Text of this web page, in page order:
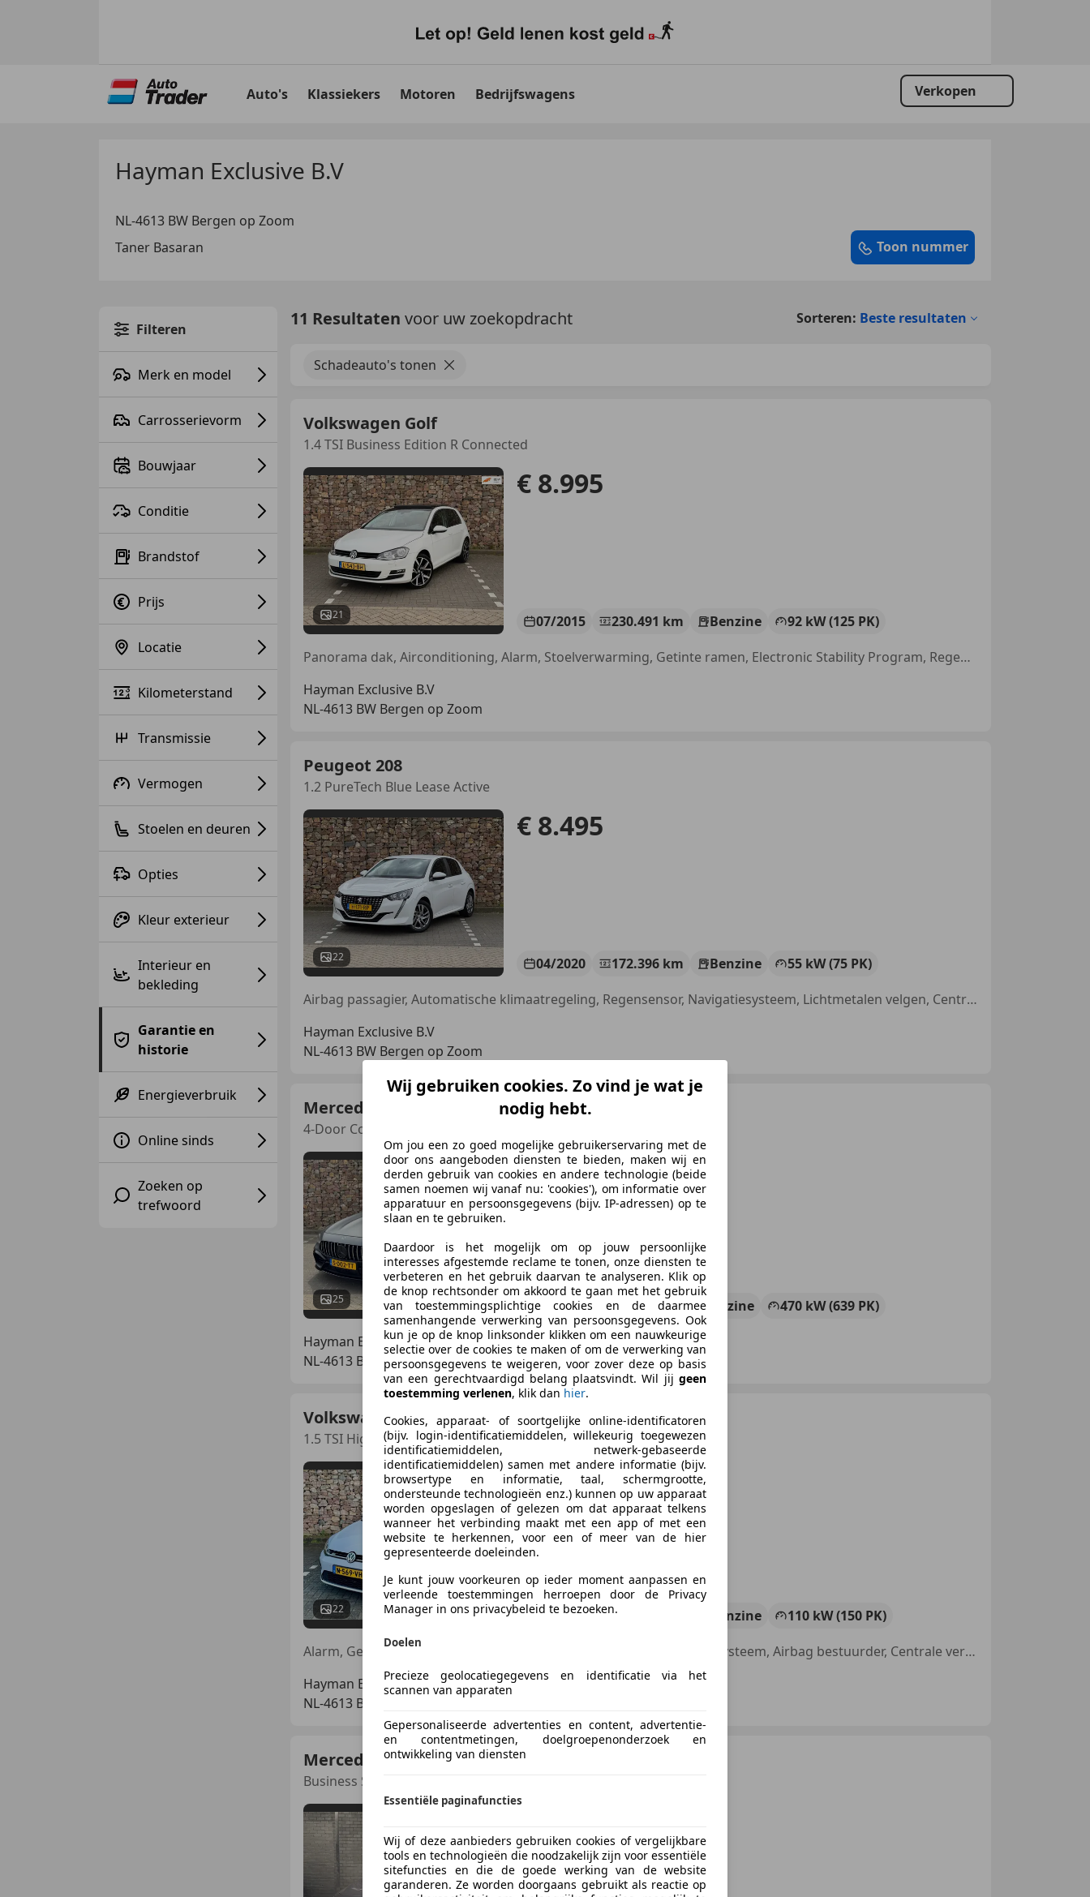
Auto's Klassiekers Motoren Bedrijfswagens Verkopen
Hayman Exclusive B.V
NL-4613 BW Bergen op Zoom
Taner Basaran
Toon nummer
Filteren
Merk en model
Carrosserievorm
Bouwjaar
Conditie
Brandstof
Prijs
Locatie
Kilometerstand
Transmissie
Vermogen
Stoelen en deuren
Opties
Kleur exterieur
Interieur en
bekleding
Garantie en
historie
Energieverbruik
Online sinds
Zoeken op
trefwoord
11 Resultaten voor uw zoekopdracht Sorteren: Beste resultaten
Schadeauto's tonen
Volkswagen Golf
1.4 TSI Business Edition R Connected
21
€ 8.995
07/2015 230.491 km Benzine
92 kW (125 PK)
Panorama dak, Airconditioning, Alarm, Stoelverwarming, Getinte ramen, Electronic Stability Program, Regensensor, Lichtmetalen velgen
Hayman Exclusive B.V
NL-4613 BW Bergen op Zoom
Peugeot 208
1.2 PureTech Blue Lease Active
22
€ 8.495
04/2020 172.396 km Benzine
55 kW (75 PK)
Airbag passagier, Automatische klimaatregeling, Regensensor, Navigatiesysteem, Lichtmetalen velgen, Centrale vergrendeling, Cruise control
Hayman Exclusive B.V
NL-4613 BW Bergen op Zoom
Mercedes-Benz AMG GT
4-Door Coupe AMG 63 S 4MATIC+ Premium Plus
25
€ 99.950
08/2019 99.884 km Benzine
470 kW (639 PK)
Hayman Exclusive B.V
NL-4613 BW Bergen op Zoom
Volkswagen Golf
1.5 TSI Highline Business R
22
€ 15.950
10/2018 116.132 km Benzine
110 kW (150 PK)
Alarm, Getinte ramen, Sportstoelen, Lichtmetalen velgen, Navigatiesysteem, Airbag bestuurder, Centrale vergrendeling, Binnenspiegel automatisch dimmend
Hayman Exclusive B.V
NL-4613 BW Bergen op Zoom
Mercedes-Benz CLA 180
Business Solution Progressive
Wij gebruiken cookies. Zo vind je wat je
nodig hebt.
Om jou een zo goed mogelijke gebruikerservaring met de
door ons aangeboden diensten te bieden, maken wij en
derden gebruik van cookies en andere technologie (beide
samen noemen wij vanaf nu: 'cookies'), om informatie over
apparatuur en persoonsgegevens (bijv. IP-adressen) op te
slaan en te gebruiken.
Daardoor is het mogelijk om op jouw persoonlijke
interesses afgestemde reclame te tonen, onze diensten te
verbeteren en het gebruik daarvan te analyseren. Klik op
de knop rechtsonder om akkoord te gaan met het gebruik
van toestemmingsplichtige cookies en de daarmee
samenhangende verwerking van persoonsgegevens. Ook
kun je op de knop linksonder klikken om een nauwkeurige
selectie over de cookies te maken of om de verwerking van
persoonsgegevens te weigeren, voor zover deze op basis
van een gerechtvaardigd belang plaatsvindt. Wil jij geen
toestemming verlenen, klik dan hier.
Cookies, apparaat- of soortgelijke online-identificatoren
(bijv. login-identificatiemiddelen, willekeurig toegewezen
identificatiemiddelen, netwerk-gebaseerde
identificatiemiddelen) samen met andere informatie (bijv.
browsertype en informatie, taal, schermgrootte,
ondersteunde technologieën enz.) kunnen op uw apparaat
worden opgeslagen of gelezen om dat apparaat telkens
wanneer het verbinding maakt met een app of met een
website te herkennen, voor een of meer van de hier
gepresenteerde doeleinden.
Je kunt jouw voorkeuren op ieder moment aanpassen en
verleende toestemmingen herroepen door de Privacy
Manager in ons privacybeleid te bezoeken.
Doelen
Precieze geolocatiegegevens en identificatie via het
scannen van apparaten
Gepersonaliseerde advertenties en content, advertentie-
en contentmetingen, doelgroepenonderzoek en
ontwikkeling van diensten
Essentiële paginafuncties
Wij of deze aanbieders gebruiken cookies of vergelijkbare
tools en technologieën die noodzakelijk zijn voor essentiële
sitefuncties en die de goede werking van de website
garanderen. Ze worden doorgaans gebruikt als reactie op